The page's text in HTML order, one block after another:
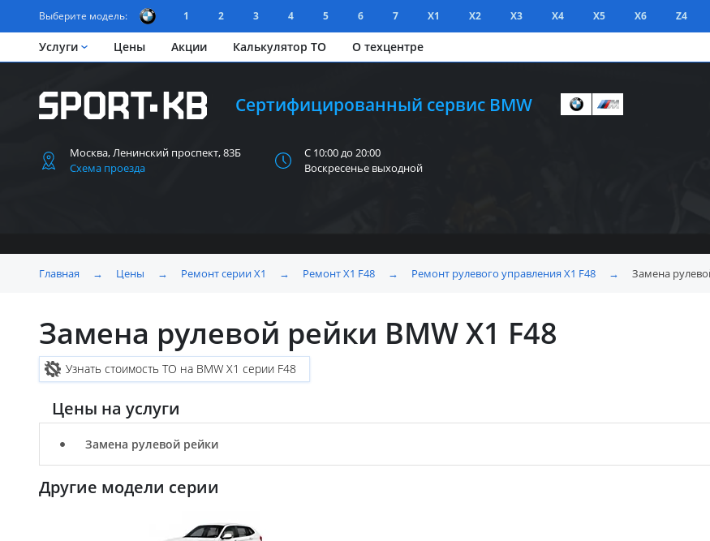
Выберите модель: 1 2 3 4 5 6 7 X1 X2 X3 X4 X5 X6 Z4
Услуги Цены Акции Калькулятор ТО О техцентре
Сертифицированный сервис BMW
Москва, Ленинский проспект, 83Б
Схема проезда
С 10:00 до 20:00
Воскресенье выходной
Главная → Цены → Ремонт серии X1 → Ремонт X1 F48 → Ремонт рулевого управления X1 F48 → Замена
Замена рулевой рейки BMW X1 F48
Узнать стоимость ТО на BMW X1 серии F48
Цены на услуги
Замена рулевой рейки
Другие модели серии